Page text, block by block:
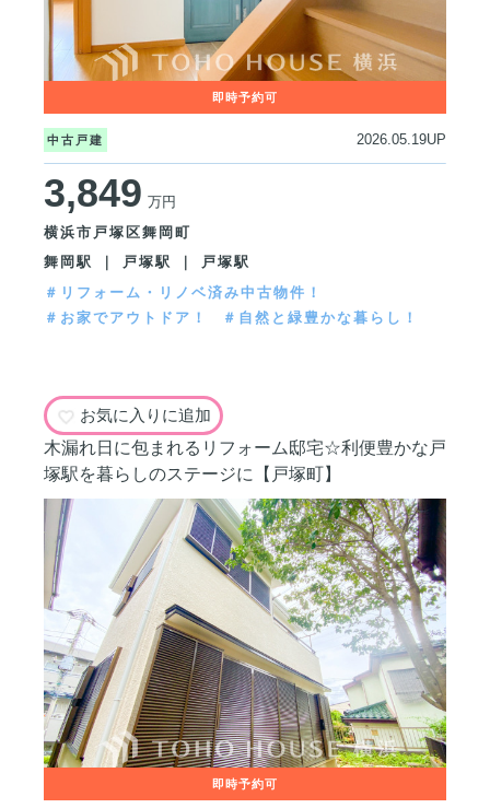
中古戸建 2026.05.19UP
3,849 万円
横浜市戸塚区舞岡町
舞岡駅 ｜ 戸塚駅 ｜ 戸塚駅
＃リフォーム・リノベ済み中古物件！
＃お家でアウトドア！
＃自然と緑豊かな暮らし！
お気に入りに追加
木漏れ日に包まれるリフォーム邸宅☆利便豊かな戸
塚駅を暮らしのステージに【戸塚町】